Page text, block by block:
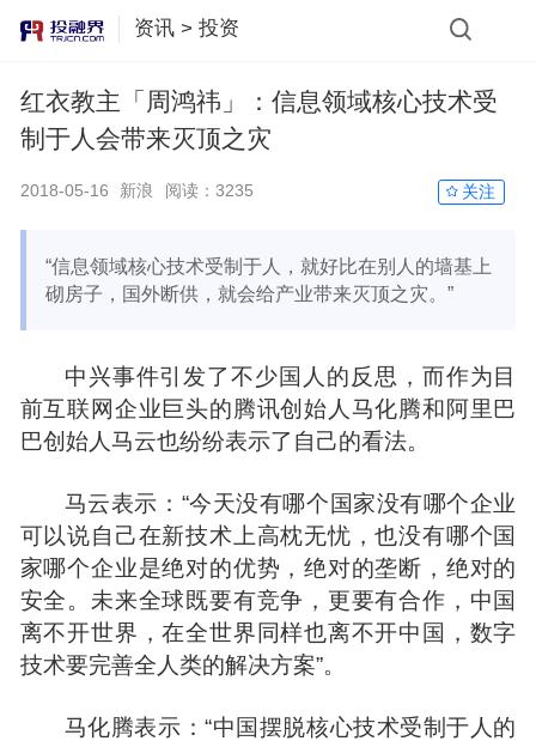
资讯> 投资
红衣教主「周鸿祎」：信息领域核心技术受
制于人会带来灭顶之灾
2018-05-16 新浪 阅读：3235 关注
​“信息领域核心技术受制于人，就好比在别人的墙基上
砌房子，国外断供，就会给产业带来灭顶之灾。”
中兴事件引发了不少国人的反思，而作为目
前互联网企业巨头的腾讯创始人 马化腾和 阿里巴
巴创始人马云也纷纷表示了自己的看法。
马云表示：“今天没有哪个国家没有哪个企业
可以说自己在新技术上高枕无忧，也没有哪个国
家哪个企业是绝对的优势，绝对的垄断，绝对的
安全。未来全球既要有竞争，更要有合作，中国
离不开世界，在全世界同样也离不开中国，数字
技术要完善全人类的解决方案”。
马化腾表示：“中国摆脱核心技术受制于人的